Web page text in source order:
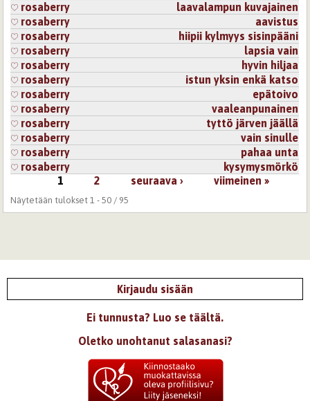
rosaberry
laavalampun kuvajainen
rosaberry
aavistus
rosaberry
hiipii kylmyys sisinpääni
rosaberry
lapsia vain
rosaberry
hyvin hiljaa
rosaberry
istun yksin enkä katso
rosaberry
epätoivo
rosaberry
vaaleanpunainen
rosaberry
tyttö järven jäällä
rosaberry
vain sinulle
rosaberry
pahaa unta
rosaberry
kysymysmörkö
1 2 seuraava › viimeinen »
Näytetään tulokset 1 - 50 / 95
Kirjaudu sisään
Ei tunnusta? Luo se täältä.
Oletko unohtanut salasanasi?